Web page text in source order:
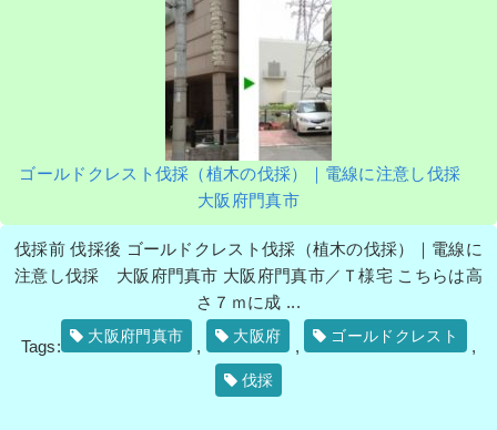
ゴールドクレスト伐採（植木の伐採）｜電線に注意し伐採
大阪府門真市
伐採前 伐採後 ゴールドクレスト伐採（植木の伐採）｜電線に
注意し伐採 大阪府門真市 大阪府門真市／Ｔ様宅 こちらは高
さ７ｍに成 ...
Tags:
大阪府門真市
,
大阪府
,
ゴールドクレスト
,
伐採